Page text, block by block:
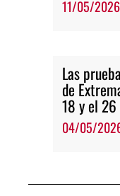
11/05/2026
Las
de
18 y el
04/05/